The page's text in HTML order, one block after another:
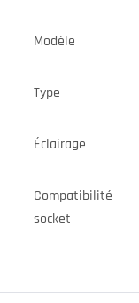
Modèle
Type
Éclairage
Compatibilité
socket